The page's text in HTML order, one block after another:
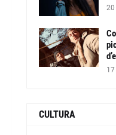
20
CULTURA